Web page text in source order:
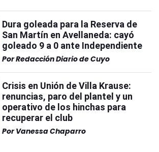
Dura goleada para la Reserva de
San Martín en Avellaneda: cayó
goleado 9 a 0 ante Independiente
PorRedacción Diario de Cuyo
Crisis en Unión de Villa Krause:
renuncias, paro del plantel y un
operativo de los hinchas para
recuperar el club
Por Vanessa Chaparro